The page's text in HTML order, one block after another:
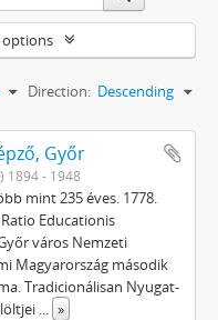
options
Direction: Descending
Győr
1894 - 1948
mint 235 éves. 1778.
Educationis
város Nemzeti
Magyarország második
Tradicionálisan Nyugat-
... »